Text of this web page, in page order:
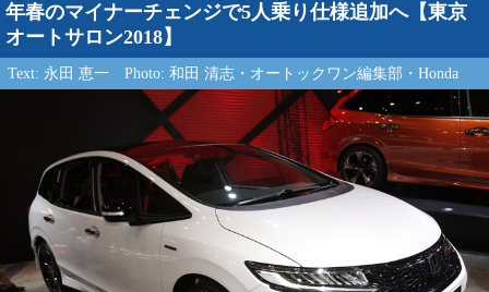
年春のマイナーチェンジで5人乗り仕様追加へ【東京
オートサロン2018】
Text: 永田 恵一 Photo: 和田 清志・オートックワン編集部・Honda